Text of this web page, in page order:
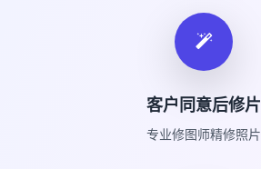
客户同意后修片
专业修图师精修照片